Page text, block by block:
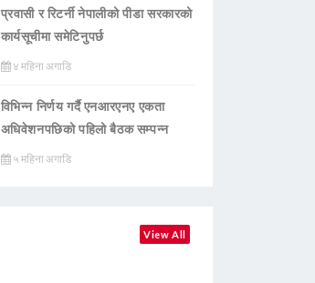
प्रवासी र रिटर्नी नेपालीको पीडा सरकारको
कार्यसूचीमा समेटिनुपर्छ
४ महिना अगाडि
विभिन्न निर्णय गर्दै एनआरएनए एकता
अधिवेशनपछिको पहिलो बैठक सम्पन्न
५ महिना अगाडि
View All